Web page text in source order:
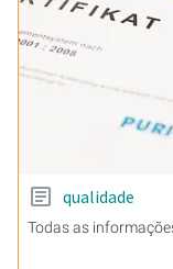
qualidade
Todas as